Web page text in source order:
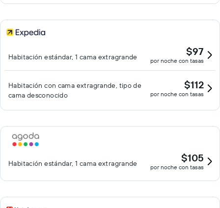
Habitación estándar, 1 cama extragrande $97
por noche con tasas
Habitación con cama extragrande, tipo de
cama desconocido
$112
por noche con tasas
Habitación estándar, 1 cama extragrande $105
por noche con tasas